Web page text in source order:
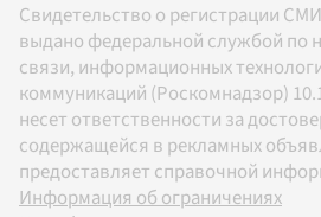
Свидетельство о регистрации
выдано федеральной службой по
связи, информационных
коммуникаций (Роскомнадзор)
несет ответственности за
содержащейся в рекламных
предоставляет справочной
Информация об ограничениях